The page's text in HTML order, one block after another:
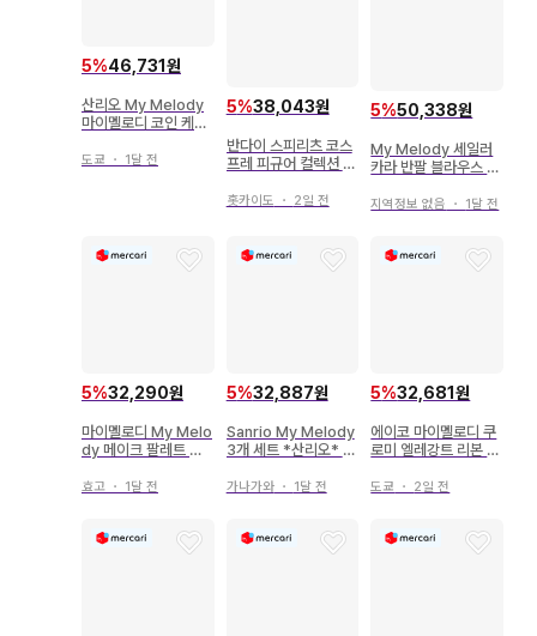
5%46,731원
산리오 My Melody
마이멜로디 코인 케이
상품
도쿄 ・ 1달 전
5%38,043원
반다이 스피리츠 코스
프레 피규어 컬렉션 마
멜로디
홋카이도 ・ 2일 전
5%50,338원
My Melody 세일러
카라 반팔 블라우스 핑
지역정보 없음 ・ 1달 전
5%32,290원
마이멜로디 My Melo
dy 메이크 팔레트 세
효고 ・ 1달 전
5%32,887원
Sanrio My Melody
3개 세트 *산리오* 마
가나가와・ 1달 전
5%32,681원
에이코 마이멜로디 쿠
로미 엘레강트 리본 가
6년
도쿄 ・ 2일 전